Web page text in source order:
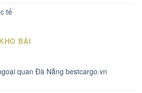
tế
BÃI
quan Đà Nẵng bestcargo.vn